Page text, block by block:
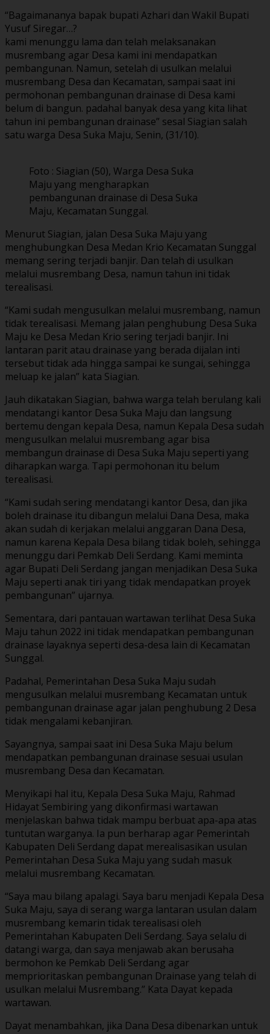
“Bagaimananya bapak bupati Azhari dan Wakil Bupati
Yusuf Siregar…?
kami menunggu lama dan telah melaksanakan
musrembang agar Desa kami ini mendapatkan
pembangunan. Namun, setelah di usulkan melalui
musrembang Desa dan Kecamatan, sampai saat ini
permohonan pembangunan drainase di Desa kami
belum di bangun. padahal banyak desa yang kita lihat
tahun ini pembangunan drainase” sesal Siagian salah
satu warga Desa Suka Maju, Senin, (31/10).
Foto : Siagian (50), Warga Desa Suka
Maju yang mengharapkan
pembangunan drainase di Desa Suka
Maju, Kecamatan Sunggal.
Menurut Siagian, jalan Desa Suka Maju yang
menghubungkan Desa Medan Krio Kecamatan Sunggal
memang sering terjadi banjir. Dan telah di usulkan
melalui musrembang Desa, namun tahun ini tidak
terealisasi.
“Kami sudah mengusulkan melalui musrembang, namun
tidak terealisasi. Memang jalan penghubung Desa Suka
Maju ke Desa Medan Krio sering terjadi banjir. Ini
lantaran parit atau drainase yang berada dijalan inti
tersebut tidak ada hingga sampai ke sungai, sehingga
meluap ke jalan” kata Siagian.
Jauh dikatakan Siagian, bahwa warga telah berulang kali
mendatangi kantor Desa Suka Maju dan langsung
bertemu dengan kepala Desa, namun Kepala Desa sudah
mengusulkan melalui musrembang agar bisa
membangun drainase di Desa Suka Maju seperti yang
diharapkan warga. Tapi permohonan itu belum
terealisasi.
“Kami sudah sering mendatangi kantor Desa, dan jika
boleh drainase itu dibangun melalui Dana Desa, maka
akan sudah di kerjakan melalui anggaran Dana Desa,
namun karena Kepala Desa bilang tidak boleh, sehingga
menunggu dari Pemkab Deli Serdang. Kami meminta
agar Bupati Deli Serdang jangan menjadikan Desa Suka
Maju seperti anak tiri yang tidak mendapatkan proyek
pembangunan” ujarnya.
Sementara, dari pantauan wartawan terlihat Desa Suka
Maju tahun 2022 ini tidak mendapatkan pembangunan
drainase layaknya seperti desa-desa lain di Kecamatan
Sunggal.
Padahal, Pemerintahan Desa Suka Maju sudah
mengusulkan melalui musrembang Kecamatan untuk
pembangunan drainase agar jalan penghubung 2 Desa
tidak mengalami kebanjiran.
Sayangnya, sampai saat ini Desa Suka Maju belum
mendapatkan pembangunan drainase sesuai usulan
musrembang Desa dan Kecamatan.
Menyikapi hal itu, Kepala Desa Suka Maju, Rahmad
Hidayat Sembiring yang dikonfirmasi wartawan
menjelaskan bahwa tidak mampu berbuat apa-apa atas
tuntutan warganya. Ia pun berharap agar Pemerintah
Kabupaten Deli Serdang dapat merealisasikan usulan
Pemerintahan Desa Suka Maju yang sudah masuk
melalui musrembang Kecamatan.
“Saya mau bilang apalagi. Saya baru menjadi Kepala Desa
Suka Maju, saya di serang warga lantaran usulan dalam
musrembang kemarin tidak terealisasi oleh
Pemerintahan Kabupaten Deli Serdang. Saya selalu di
datangi warga, dan saya menjawab akan berusaha
bermohon ke Pemkab Deli Serdang agar
memprioritaskan pembangunan Drainase yang telah di
usulkan melalui Musrembang.” Kata Dayat kepada
wartawan.
Dayat menambahkan, jika Dana Desa dibenarkan untuk